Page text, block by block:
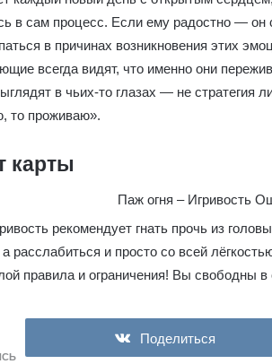
в сам процесс. Если ему радостно — он
в причинах возникновения этих
всегда видят, что именно они
в чьих-то глазах — не стратегия
то проживаю».
карты
рекомендует гнать прочь из
расслабиться и просто со всей
правила и ограничения! Вы свободны в
Поделиться